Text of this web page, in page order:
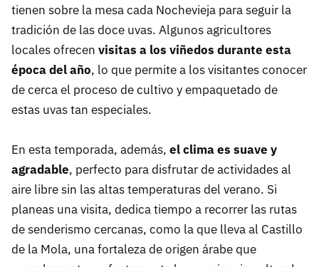
tienen sobre la mesa cada Nochevieja para seguir la
tradición de las doce uvas. Algunos agricultores
locales ofrecen visitas a los viñedos durante esta
época del año, lo que permite a los visitantes conocer
de cerca el proceso de cultivo y empaquetado de
estas uvas tan especiales.
En esta temporada, además, el clima es suave y
agradable, perfecto para disfrutar de actividades al
aire libre sin las altas temperaturas del verano. Si
planeas una visita, dedica tiempo a recorrer las rutas
de senderismo cercanas, como la que lleva al Castillo
de la Mola, una fortaleza de origen árabe que